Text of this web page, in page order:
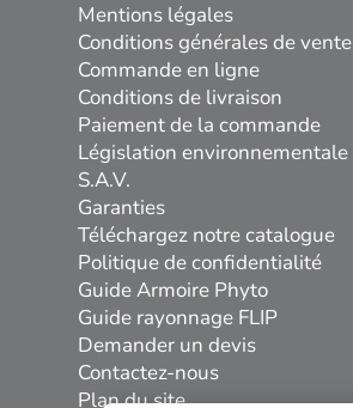
Mentions légales
Conditions générales de vente
Commande en ligne
Conditions de livraison
Paiement de la commande
Législation environnementale
S.A.V.
Garanties
Téléchargez notre catalogue
Politique de confidentialité
Guide Armoire Phyto
Guide rayonnage FLIP
Demander un devis
Contactez-nous
Plan du site